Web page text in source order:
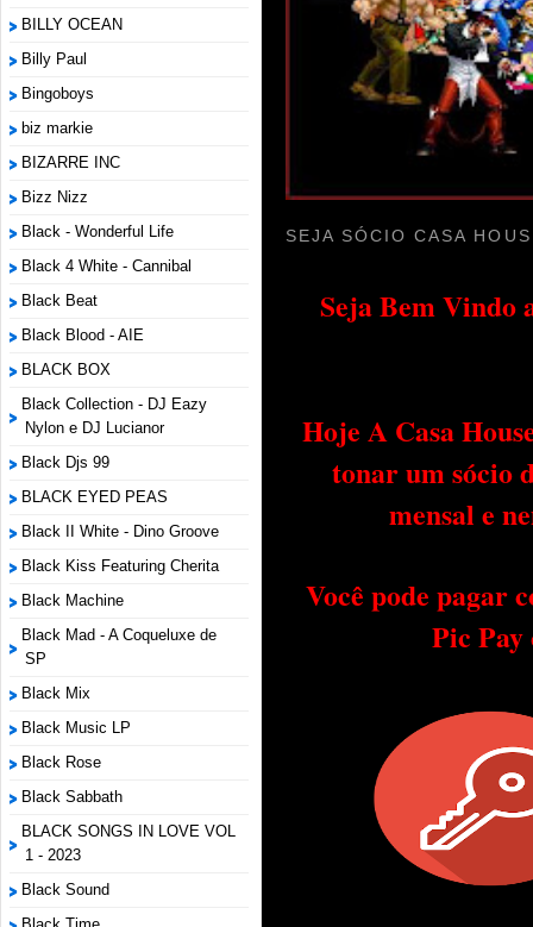
BILLY OCEAN
Billy Paul
Bingoboys
biz markie
BIZARRE INC
Bizz Nizz
Black - Wonderful Life
Black 4 White - Cannibal
Black Beat
Black Blood - AIE
BLACK BOX
Black Collection - DJ Eazy
Nylon e DJ Lucianor
Black Djs 99
BLACK EYED PEAS
Black II White - Dino Groove
Black Kiss Featuring Cherita
Black Machine
Black Mad - A Coqueluxe de
SP
Black Mix
Black Music LP
Black Rose
Black Sabbath
BLACK SONGS IN LOVE VOL
1 - 2023
Black Sound
SEJA SÓCIO CASA
Seja Bem Vindo
Hoje A Casa
tonar um sócio
mensal e
Você pode pagar
Pic